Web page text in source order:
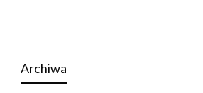
Archiwa